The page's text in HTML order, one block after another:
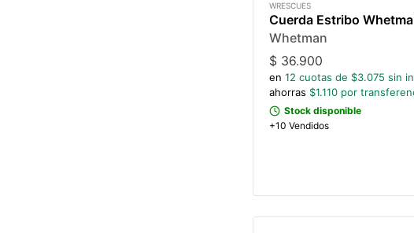
WRESCUES
Cuerda Estribo
Whetman
$ 36.900
en 12 cuotas de $3.075 sin
ahorras $1.110 por
Stock disponible
+10 Vendidos